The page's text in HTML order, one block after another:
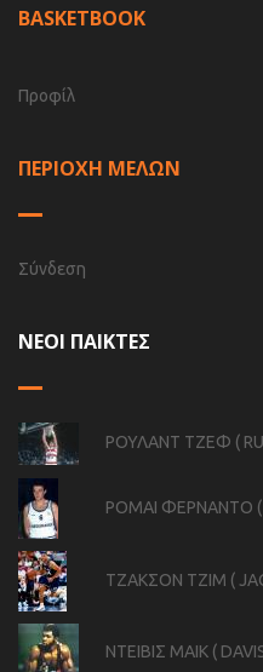
BASKETBOOK
Προφίλ
ΠΕΡΙΟΧΗ ΜΕΛΩΝ
Σύνδεση
ΝΕΟΙ ΠΑΙΚΤΕΣ
ΡΟΥΛΑΝΤ ΤΖΕΦ (
ΡΟΜΑΙ ΦΕΡΝΑΝΤΟ (
ΤΖΑΚΣΟΝ ΤΖΙΜ (
ΝΤΕΙΒΙΣ ΜΑΙΚ (